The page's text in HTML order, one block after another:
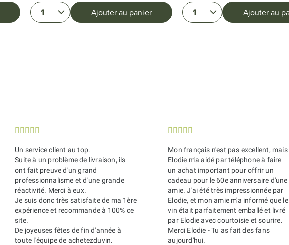
1 Ajouter au panier 1 Ajouter au
    
Un service client au top.
Suite à un problème de livraison, ils
ont fait preuve d'un grand
professionnalisme et d'une grande
réactivité. Merci à eux.
Je suis donc très satisfaite de ma 1ère
expérience et recommande à 100% ce
site.
De joyeuses fêtes de fin d'année à
toute l'équipe de achetezduvin.
    
Mon français n'est pas excellent, mais
Elodie m'a aidé par téléphone à faire
un achat important pour offrir un
cadeau pour le 60e anniversaire d'une
amie. J'ai été très impressionnée par
Elodie, et mon amie m'a informé que le
vin était parfaitement emballé et livré
par Elodie avec courtoisie et sourire.
Merci Elodie - Tu as fait des fans
aujourd'hui.